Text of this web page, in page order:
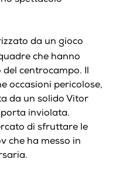
da un gioco
che hanno
centrocampo. Il
occasioni pericolose,
da un solido Vitor
porta inviolata.
di sfruttare le
che ha messo in